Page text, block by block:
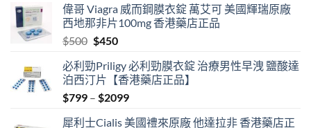
$489
through
偉哥 Viagra 威而鋼膜衣錠 萬艾可 美國輝瑞原廠
西地那非片100mg 香港藥店正品
$500 Original
was:
$500.
$450Current
is:
$450.
必利勁Priligy 必利勁膜衣錠 治療男性早洩 鹽酸達
泊西汀片【香港藥店正品】
$799 – $2099Price
犀利士Cialis 美國禮來原廠 他達拉非 香港藥店正